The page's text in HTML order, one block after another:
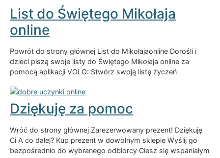
List do Świętego Mikołaja
online
Powrót do strony głównej List do Mikołajaonline Dorośli i
dzieci piszą swoje listy do Świętego Mikołaja online za
pomocą aplikacji VOLO: Stwórz swoją listę życzeń
Dziękuję za pomoc
Wróć do strony głównej Zarezerwowany prezent! Dziękuję
Ci A co dalej? Kup prezent w dowolnym sklepie Wyślij go
bezpośrednio do wybranego odbiorcy Ciesz się wspaniałym